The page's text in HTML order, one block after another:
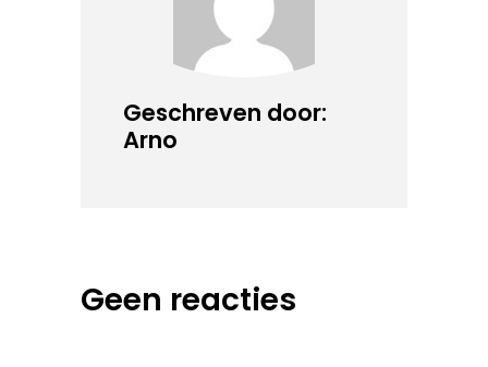
Geschreven door:
Arno
Geen reacties